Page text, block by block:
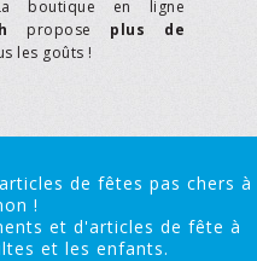
boutique en ligne
propose plus de
les goûts !
de fêtes pas chers à
!
et d'articles de fête à
et les enfants.